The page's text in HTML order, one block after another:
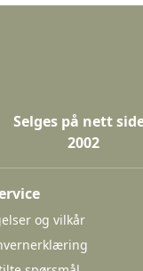
Selges på nett
2002
og vilkår